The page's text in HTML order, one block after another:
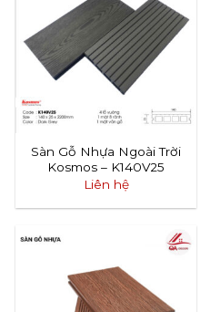
Sàn Gỗ Nhựa Ngoài Trời
Kosmos – K140V25
Liên hệ